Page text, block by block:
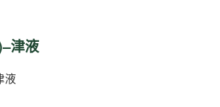
津液
液